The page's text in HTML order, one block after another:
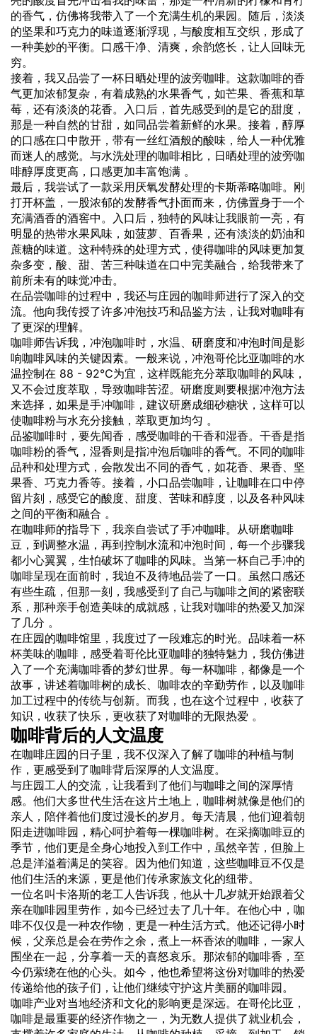
的香气，仿佛将我带入了一个充满生机的果园。随后，淡淡
的坚果和巧克力的味道逐渐浮现，与酸度相互交织，形成了
一种美妙的平衡。口感干净、清爽，余韵悠长，让人回味无
穷。
接着，我又品尝了一杯日晒处理的波旁咖啡。这款咖啡的香
气更加浓郁复杂，有着成熟的水果香气，如芒果、香蕉和草
莓，还有淡淡的花香。入口后，首先感受到的是它的甜度，
那是一种自然的甘甜，如同品尝着新鲜的水果。接着，醇厚
的口感在口中散开，带有一丝红酒般的酸味，给人一种优雅
而迷人的感觉。与水洗处理的咖啡相比，日晒处理的波旁咖
啡醇厚度更高，口感更加丰富饱满 。
最后，我尝试了一款采用厌氧发酵处理的卡斯蒂略咖啡。刚
打开杯盖，一股浓郁的发酵香气扑面而来，仿佛置身于一个
充满酒香的酒窖中。入口后，独特的风味让我眼前一亮，有
明显的热带水果风味，如菠萝、百香果，还有淡淡的奶油和
蔗糖的味道。这种特殊的处理方式，使得咖啡的风味更加复
杂多变，酸、甜、苦三种味道在口中完美融合，给我带来了
前所未有的味觉冲击。
在品尝咖啡的过程中，我还与庄园的咖啡师进行了深入的交
流。他向我传授了许多冲泡技巧和品鉴方法，让我对咖啡有
了更深的理解。
咖啡师告诉我，冲泡咖啡时，水温、研磨度和冲泡时间是影
响咖啡风味的关键因素。一般来说，冲泡哥伦比亚咖啡的水
温控制在 88 - 92℃为宜，这样既能充分萃取咖啡的风味，
又不会过度萃取，导致咖啡苦涩。研磨度则要根据冲泡方法
来选择，如果是手冲咖啡，建议研磨成细砂糖状，这样可以
使咖啡粉与水充分接触，萃取更加均匀 。
品鉴咖啡时，要先闻香，感受咖啡的干香和湿香。干香是指
咖啡粉的香气，湿香则是指冲泡后咖啡的香气。不同的咖啡
品种和处理方式，会散发出不同的香气，如花香、果香、坚
果香、巧克力香等。接着，小口品尝咖啡，让咖啡在口中停
留片刻，感受它的酸度、甜度、苦味和醇度，以及各种风味
之间的平衡和融合 。
在咖啡师的指导下，我亲自尝试了手冲咖啡。从研磨咖啡
豆，到调整水温，再到控制水流和冲泡时间，每一个步骤我
都小心翼翼，生怕破坏了咖啡的风味。当第一杯自己手冲的
咖啡呈现在面前时，我迫不及待地品尝了一口。虽然口感还
有些生疏，但那一刻，我感受到了自己与咖啡之间的紧密联
系，那种亲手创造美味的成就感，让我对咖啡的热爱又加深
了几分 。
在庄园的咖啡馆里，我度过了一段难忘的时光。品味着一杯
杯美味的咖啡，感受着哥伦比亚咖啡的独特魅力，我仿佛进
入了一个充满咖啡香的梦幻世界。每一杯咖啡，都像是一个
故事，讲述着咖啡树的成长、咖啡农的辛勤劳作，以及咖啡
加工过程中的传统与创新。而我，也在这个过程中，收获了
知识，收获了快乐，更收获了对咖啡的无限热爱 。
咖啡背后的人文温度
在咖啡庄园的日子里，我不仅深入了解了咖啡的种植与制
作，更感受到了咖啡背后深厚的人文温度。
与庄园工人的交流，让我看到了他们与咖啡之间的深厚情
感。他们大多世代生活在这片土地上，咖啡树就像是他们的
亲人，陪伴着他们度过漫长的岁月。每天清晨，他们迎着朝
阳走进咖啡园，精心呵护着每一棵咖啡树。在采摘咖啡豆的
季节，他们更是全身心地投入到工作中，虽然辛苦，但脸上
总是洋溢着满足的笑容。因为他们知道，这些咖啡豆不仅是
他们生活的来源，更是他们传承家族文化的纽带。
一位名叫卡洛斯的老工人告诉我，他从十几岁就开始跟着父
亲在咖啡园里劳作，如今已经过去了几十年。在他心中，咖
啡不仅仅是一种农作物，更是一种生活方式。他还记得小时
候，父亲总是会在劳作之余，煮上一杯香浓的咖啡，一家人
围坐在一起，分享着一天的喜怒哀乐。那浓郁的咖啡香，至
今仍萦绕在他的心头。如今，他也希望将这份对咖啡的热爱
传递给他的孩子们，让他们继续守护这片美丽的咖啡园。
咖啡产业对当地经济和文化的影响更是深远。在哥伦比亚，
咖啡是最重要的经济作物之一，为无数人提供了就业机会，